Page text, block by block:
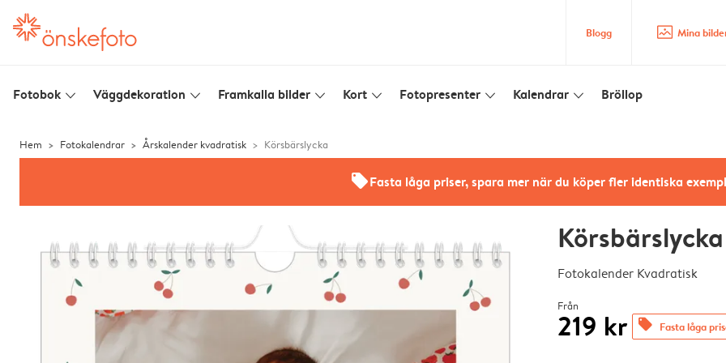
Blogg image_placeholder Mina
Fotobok slim_arrow_down Väggdekoration slim_arrow_down Framkalla bilder slim_arrow_down Kort slim_arrow_down Fotopresenter slim_arrow_down Kalendrar slim_arrow_down Bröllop
Hem Fotokalendrar Årskalender kvadratisk Körsbärslycka
offersFasta låga priser, spara mer när du köper fler identiska
Körsbärslycka
Fotokalender Kvadratisk
Från
219 kr offers Fasta låga